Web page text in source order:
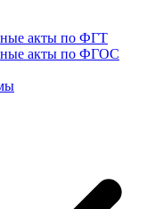
акты по ФГТ
акты по ФГОС